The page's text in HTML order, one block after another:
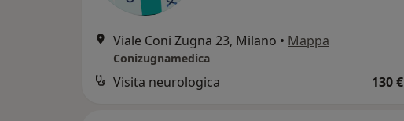
Viale Coni Zugna 23, Milano • Mappa
Conizugnamedica
Visita neurologica 130 €